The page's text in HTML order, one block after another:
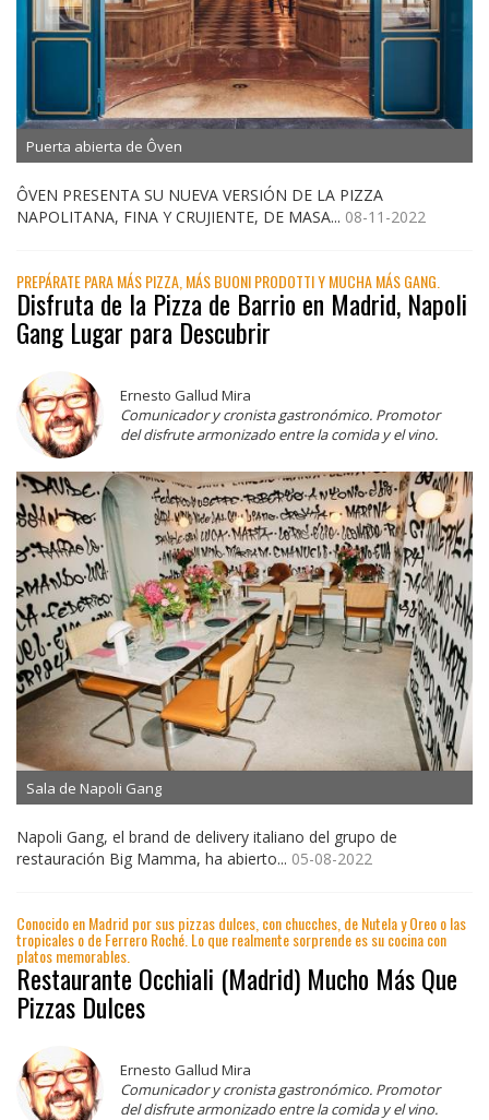
Puerta abierta de Ôven
ÔVEN PRESENTA SU NUEVA VERSIÓN DE LA PIZZA
NAPOLITANA, FINA Y CRUJIENTE, DE MASA... 08-11-2022
PREPÁRATE PARA MÁS PIZZA, MÁS BUONI PRODOTTI Y MUCHA MÁS GANG.
Disfruta de la Pizza de Barrio en Madrid, Napoli
Gang Lugar para Descubrir
Ernesto Gallud Mira
Comunicador y cronista gastronómico. Promotor
del disfrute armonizado entre la comida y el vino.
Sala de Napoli Gang
Napoli Gang, el brand de delivery italiano del grupo de
restauración Big Mamma, ha abierto... 05-08-2022
Conocido en Madrid por sus pizzas dulces, con chucches, de Nutela y Oreo o las
tropicales o de Ferrero Roché. Lo que realmente sorprende es su cocina con
platos memorables.
Restaurante Occhiali (Madrid) Mucho Más Que
Pizzas Dulces
Ernesto Gallud Mira
Comunicador y cronista gastronómico. Promotor
del disfrute armonizado entre la comida y el vino.